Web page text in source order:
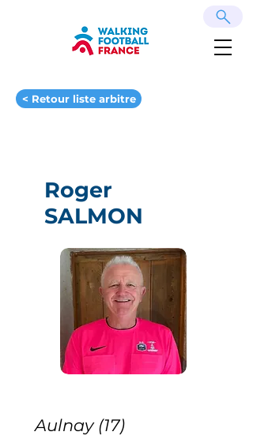
< Retour liste arbitre
Roger
SALMON
Aulnay (17)